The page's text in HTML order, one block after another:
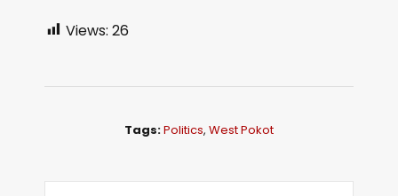
Views: 26
Tags:Politics, West Pokot